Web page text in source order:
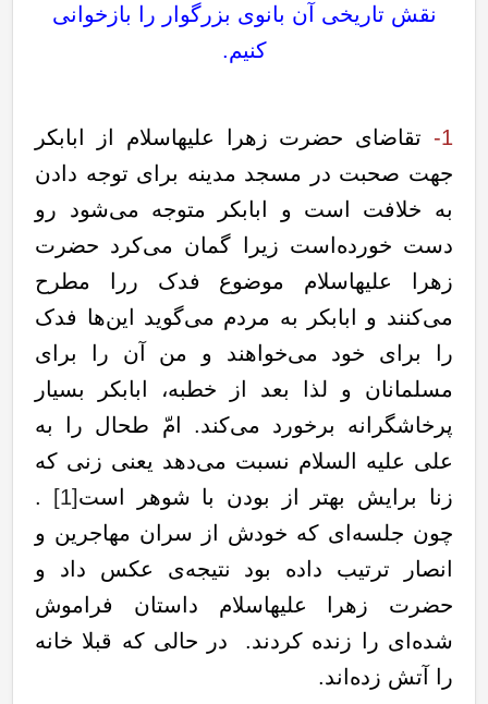
نقش تاریخی آن بانوی بزرگوار را بازخوانی
کنیم.
1-
تقاضای حضرت زهرا علیهاسلام از ابابکر
جهت صحبت‌ در مسجد مدینه برای توجه دادن
به خلافت است و ابابکر متوجه می‌شود رو
دست خورده‌است زیرا گمان می‌کرد حضرت
زهرا علیهاسلام موضوع فدک ررا مطرح
می‌کنند و ابابکر به مردم می‌گوید این‌ها فدک
را برای خود می‌خواهند و من آن را برای
مسلمانان و لذا بعد از خطبه، ابابکر بسیار
پرخاشگرانه برخورد می‌کند. امّ طحال را به
علی علیه السلام نسبت می‌دهد یعنی زنی که
زنا برایش بهتر از بودن با شوهر است[1]
.
چون جلسه‌ای که خودش از سران مهاجرین و
انصار ترتیب داده بود نتیجه‌ی عکس داد و
حضرت زهرا علیهاسلام داستان فراموش
شده‌ای را زنده کردند. در حالی که قبلا خانه
را آتش زده‌اند.